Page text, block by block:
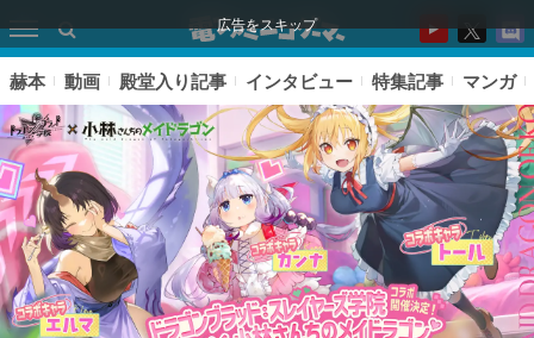
広告をスキップ
赫本 動画 殿堂入り記事 インタビュー 特集記事 マンガ